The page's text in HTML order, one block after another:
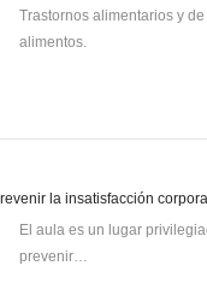
Trastornos alimentarios y
alimentos.
la insatisfacción corporal
El aula es un lugar
prevenir…